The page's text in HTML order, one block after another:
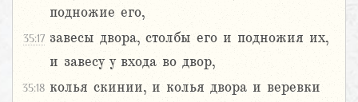
подножие его,
35:17 завесы двора, столбы его и подножия их,
и завесу у входа во двор,
35:18 колья скинии, и колья двора и веревки